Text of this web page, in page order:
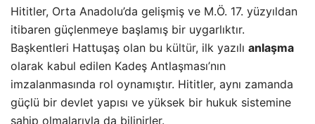
Hititler, Orta Anadolu’da gelişmiş ve M.Ö. 17. yüzyıldan
itibaren güçlenmeye başlamış bir uygarlıktır.
Başkentleri Hattuşaş olan bu kültür, ilk yazılı anlaşma
olarak kabul edilen Kadeş Antlaşması’nın
imzalanmasında rol oynamıştır. Hititler, aynı zamanda
güçlü bir devlet yapısı ve yüksek bir hukuk sistemine
sahip olmalarıyla da bilinirler.